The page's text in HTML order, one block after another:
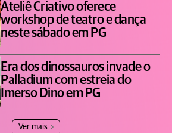
Ateliê Criativo oferece
workshop de teatro e dança
neste sábado em PG
Era dos dinossauros invade o
Palladium com estreia do
Imerso Dino em PG
Ver mais